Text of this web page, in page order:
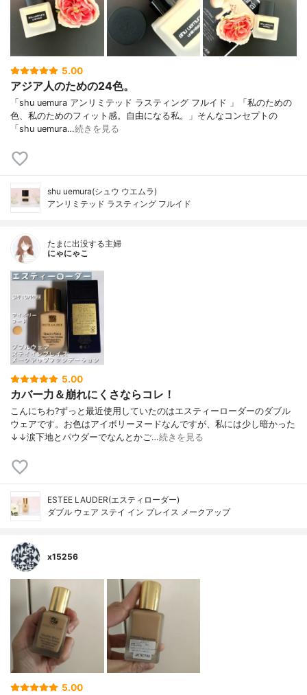
5.00
アジア人のための24色。
「shu uemura アンリミテッド ラスティング フルイド 」「私のための
色、私のためのフィット感。自由になる私。」そんなコンセプトの
「shu uemura…続きを見る
shu uemura(シュウ ウエムラ)
アンリミテッド ラスティング フルイド
たまに出没する主婦
にゃにゃこ
5.00
カバー力＆崩れにくさならコレ！
こんにちわ?ずっと最近使用していたのはエスティーローダーのダブル
ウェアです。お色はアイボリーヌードなんですが、私には少し暗かった
↓↓涙下地とパウダーでなんとかご…続きを見る
ESTEE LAUDER(エスティローダー)
ダブル ウェア ステイ イン プレイス メークアップ
x15256
5.00